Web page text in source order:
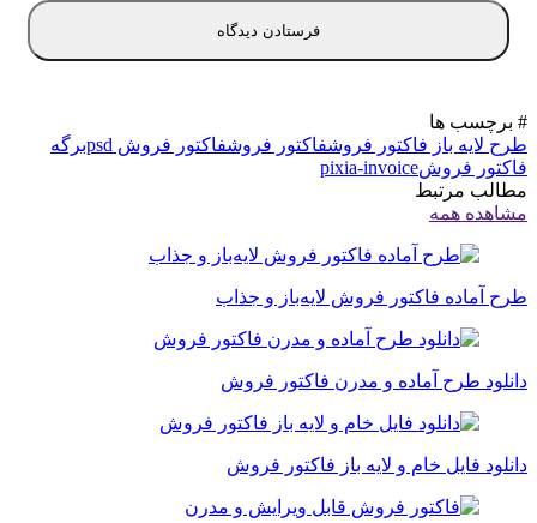
# برچسب ها
طرح لایه باز فاکتور فروشفاکتور فروشفاکتور فروش psd
برگه
فاکتور فروشpixia-invoice
مطالب مرتبط
مشاهده همه
طرح آماده فاکتور فروش لایه‌باز و جذاب
دانلود طرح آماده و مدرن فاکتور فروش
دانلود فایل خام و لایه باز فاکتور فروش